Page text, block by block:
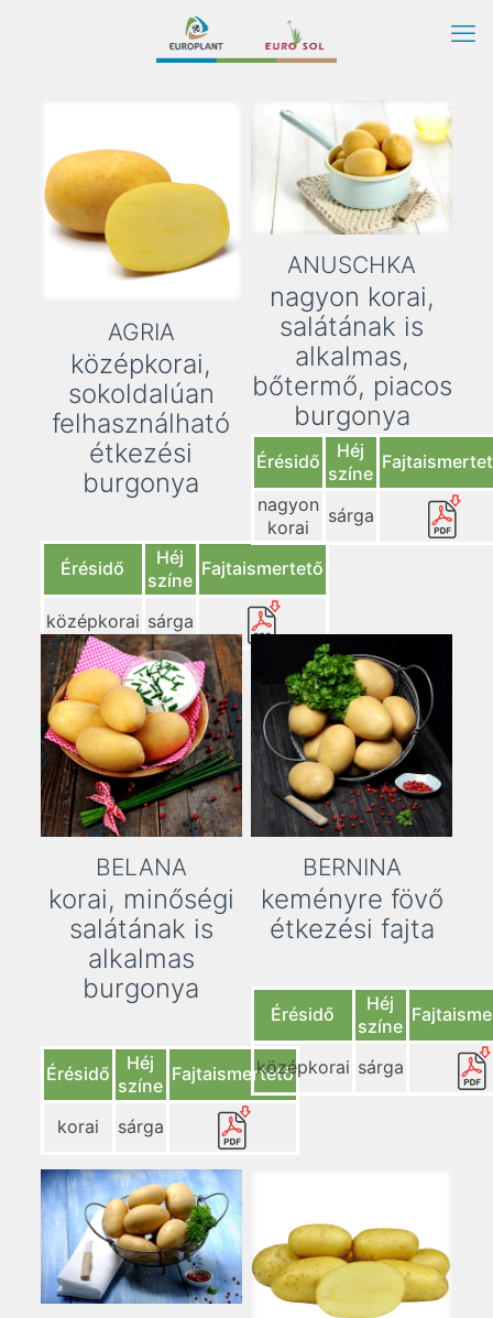
AGRIA
középkorai,
sokoldalúan
felhasználható
étkezési
burgonya
Érésidő
Héj
színe
Fajtaismertető
középkorai sárga
ANUSCHKA
nagyon korai,
salátának is
alkalmas,
bőtermő, piacos
burgonya
Érésidő
Héj
színe
nagyon
korai
sárga
BELANA
korai, minőségi
salátának is
alkalmas
burgonya
Érésidő
Héj
színe
Fajtaismertető
korai sárga
BERNINA
keményre fövő
étkezési fajta
Érésidő
Héj
színe
középkorai sárga